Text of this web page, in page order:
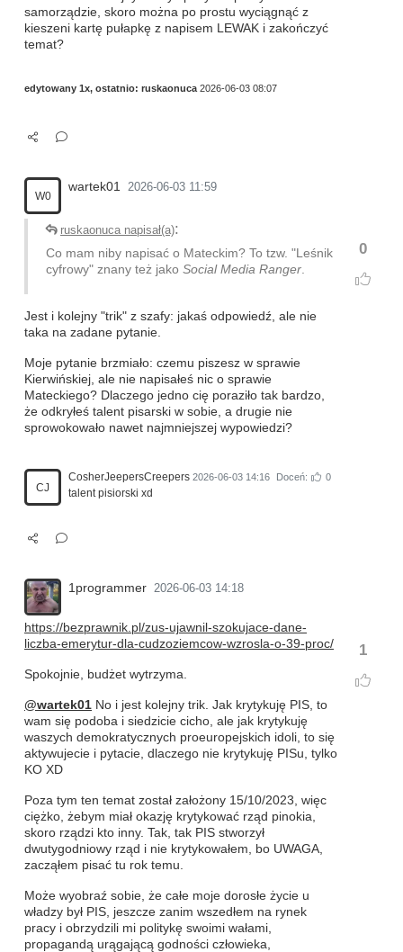
samorządzie, skoro można po prostu wyciągnąć z
kieszeni kartę pułapkę z napisem LEWAK i zakończyć
temat?
edytowany 1x, ostatnio: ruskaonuca 2026-06-03 08:07
W0
wartek01 2026-06-03 11:59
0
ruskaonuca napisał(a):
Co mam niby napisać o Mateckim? To tzw. "Leśnik
cyfrowy" znany też jako Social Media Ranger
Jest i kolejny "trik" z szafy: jakaś odpowiedź, ale nie
taka na zadane pytanie.
Moje pytanie brzmiało: czemu piszesz w sprawie
Kierwińskiej, ale nie napisałeś nic o sprawie
Mateckiego? Dlaczego jedno cię poraziło tak bardzo,
że odkryłeś talent pisarski w sobie, a drugie nie
sprowokowało nawet najmniejszej wypowiedzi?
CJ
CosherJeepersCreepers 2026-06-03 14:16 Doceń: 0
talent pisiorski xd
1programmer 2026-06-03 14:18
1
https://bezprawnik.pl/zus-ujawnil-szokujace-dane-
liczba-emerytur-dla-cudzoziemcow-wzrosla-o-39-proc/
Spokojnie, budżet wytrzyma.
@wartek01 No i jest kolejny trik. Jak krytykuję PIS, to
wam się podoba i siedzicie cicho, ale jak krytykuję
waszych demokratycznych proeuropejskich idoli, to się
aktywujecie i pytacie, dlaczego nie krytykuję PISu, tylko
KO XD
Poza tym ten temat został założony 15/10/2023, więc
ciężko, żebym miał okazję krytykować rząd pinokia,
skoro rządzi kto inny. Tak, tak PIS stworzył
dwutygodniowy rząd i nie krytykowałem, bo UWAGA,
zacząłem pisać tu rok temu.
Może wyobraź sobie, że całe moje dorosłe życie u
władzy był PIS, jeszcze zanim wszedłem na rynek
pracy i obrzydzili mi politykę swoimi wałami,
propagandą urągającą godności człowieka,